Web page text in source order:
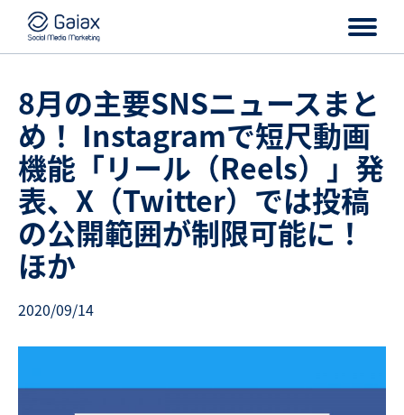
8月の主要SNSニュースまと
め！ Instagramで短尺動画
機能「リール（Reels）」発
表、X（Twitter）では投稿
の公開範囲が制限可能に！
ほか
2020/09/14